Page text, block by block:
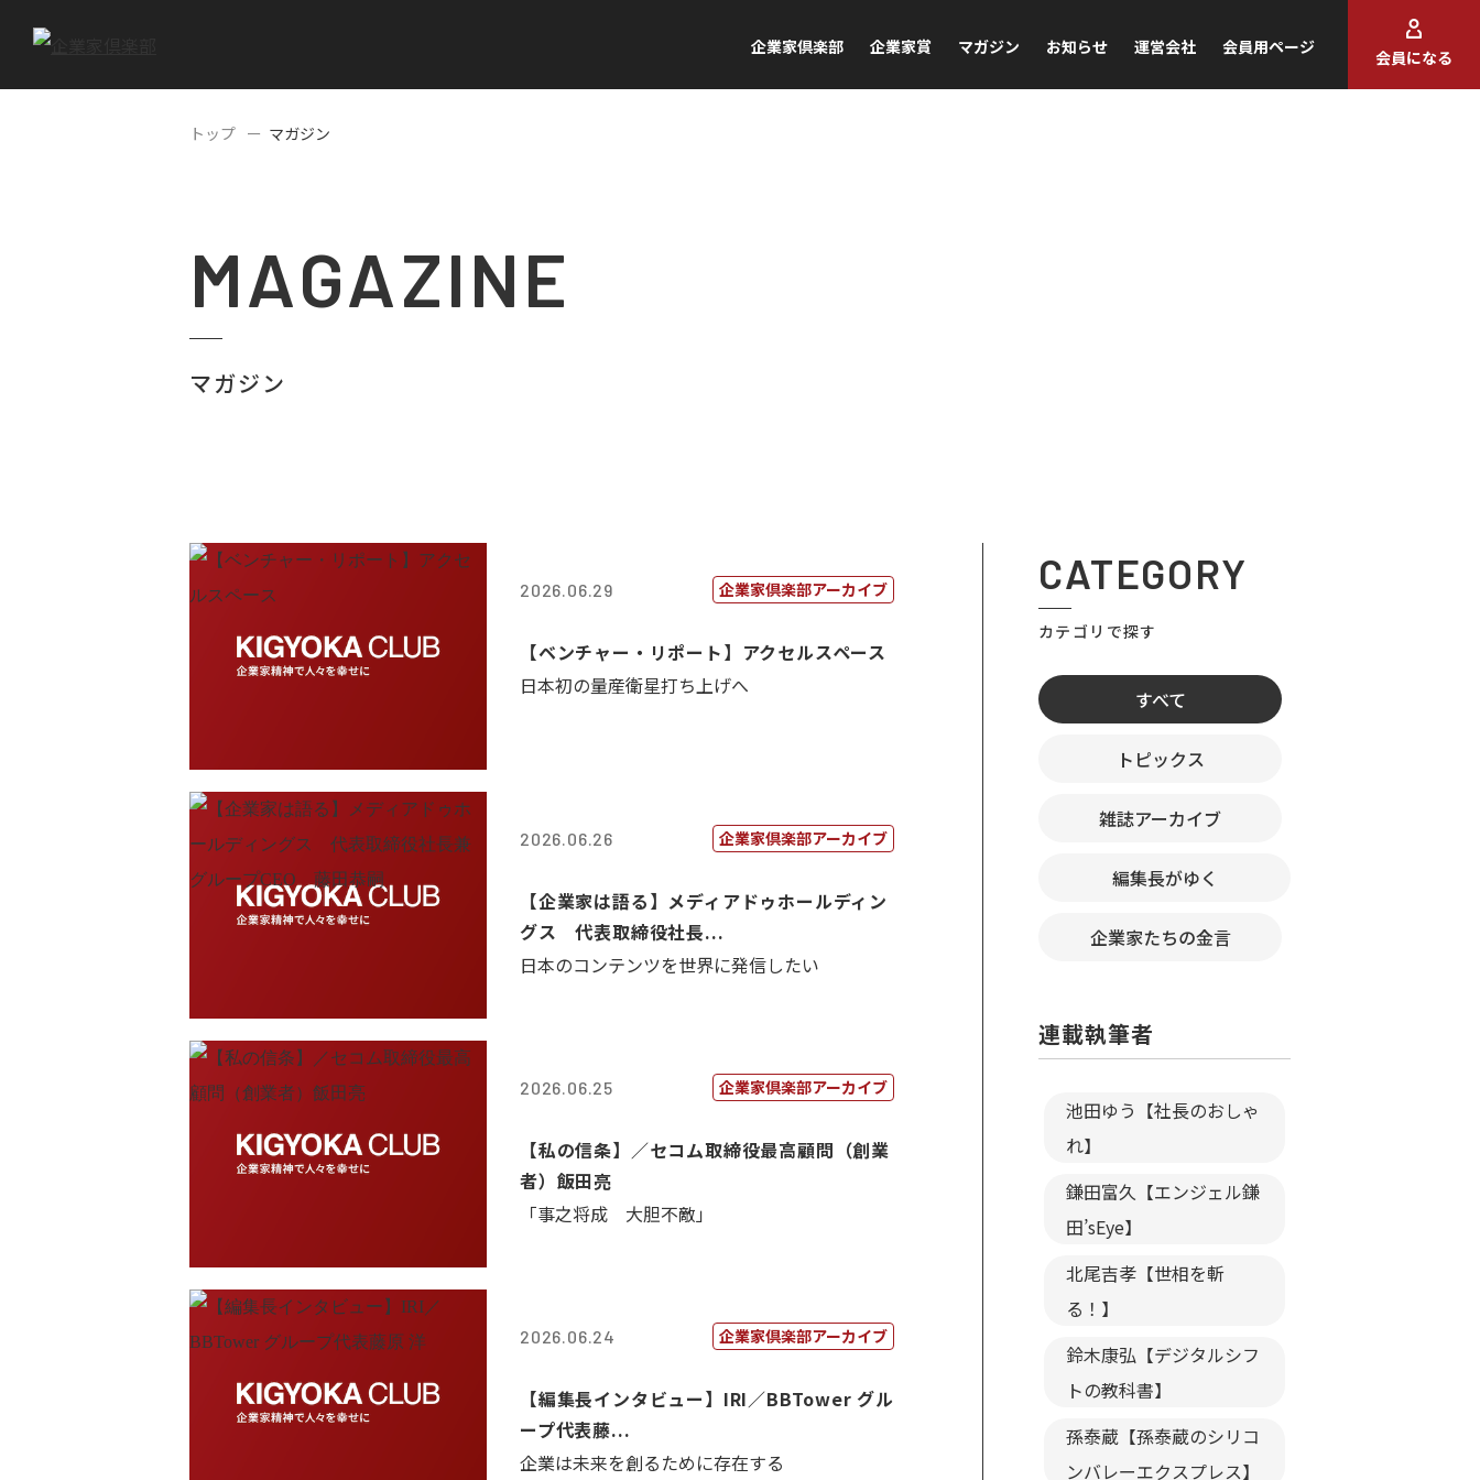
企業家倶楽部 企業家賞 マガジン お知らせ 運営会社 会員用ページ
会員になる
トップ マガジン
MAGAZINE
マガジン
2026.06.29 企業家倶楽部アーカイブ
【ベンチャー・リポート】アクセルスペース
日本初の量産衛星打ち上げへ
2026.06.26 企業家倶楽部アーカイブ
【企業家は語る】メディアドゥホールディン
グス 代表取締役社長...
日本のコンテンツを世界に発信したい
2026.06.25 企業家倶楽部アーカイブ
【私の信条】／セコム取締役最高顧問（創業
者）飯田亮
「事之将成 大胆不敵」
2026.06.24 企業家倶楽部アーカイブ
【編集長インタビュー】IRI／BBTower グル
ープ代表藤...
企業は未来を創るために存在する
CATEGORY
カテゴリで探す
すべて
トピックス
雑誌アーカイブ
編集長がゆく
企業家たちの金言
連載執筆者
池田ゆう【社長のおしゃ
れ】
鎌田富久【エンジェル鎌
田’sEye】
北尾吉孝【世相を斬
る！】
鈴木康弘【デジタルシフ
トの教科書】
孫泰蔵【孫泰蔵のシリコ
ンバレーエクスプレス】